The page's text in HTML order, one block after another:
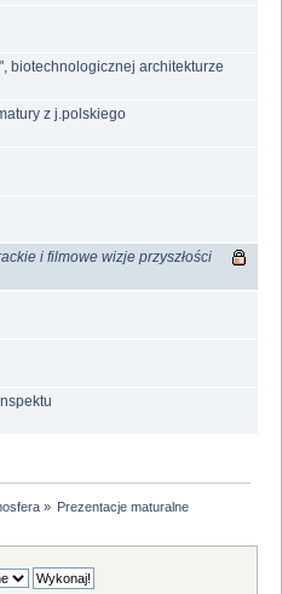
biotechnologicznej architekturze
z j.polskiego
i filmowe wizje przyszłości
» Prezentacje maturalne